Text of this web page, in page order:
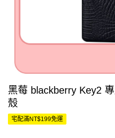
黑莓 blackberry Key2
殼
宅配滿NT$199免運